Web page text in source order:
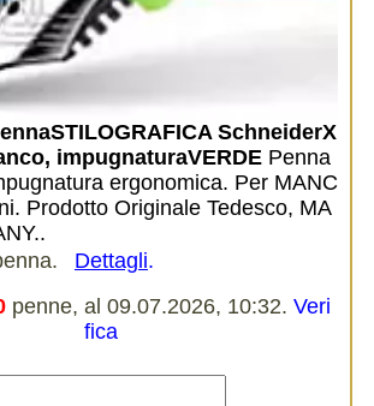
SchneiderX
impugnaturaVERDE Penna
ergonomica. Per MANC
Prodotto Originale Tedesco, MA
Dettagli.
penne, al 09.07.2026, 10:32. Veri
fica